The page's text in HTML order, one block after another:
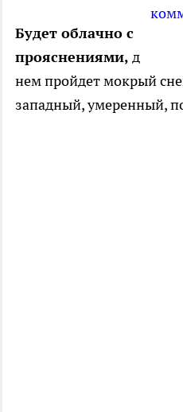
Будет облачно с
прояснениями, д
нем пройдет мокрый
западный, умеренный,